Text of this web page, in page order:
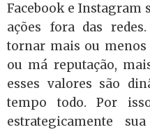
Facebook e Instagram
ações fora das
tornar mais ou
ou má reputação,
esses valores são
tempo todo. Por
estrategicamente